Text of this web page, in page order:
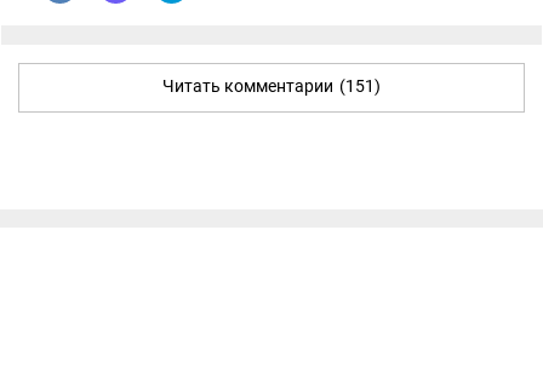
Читать комментарии (151)